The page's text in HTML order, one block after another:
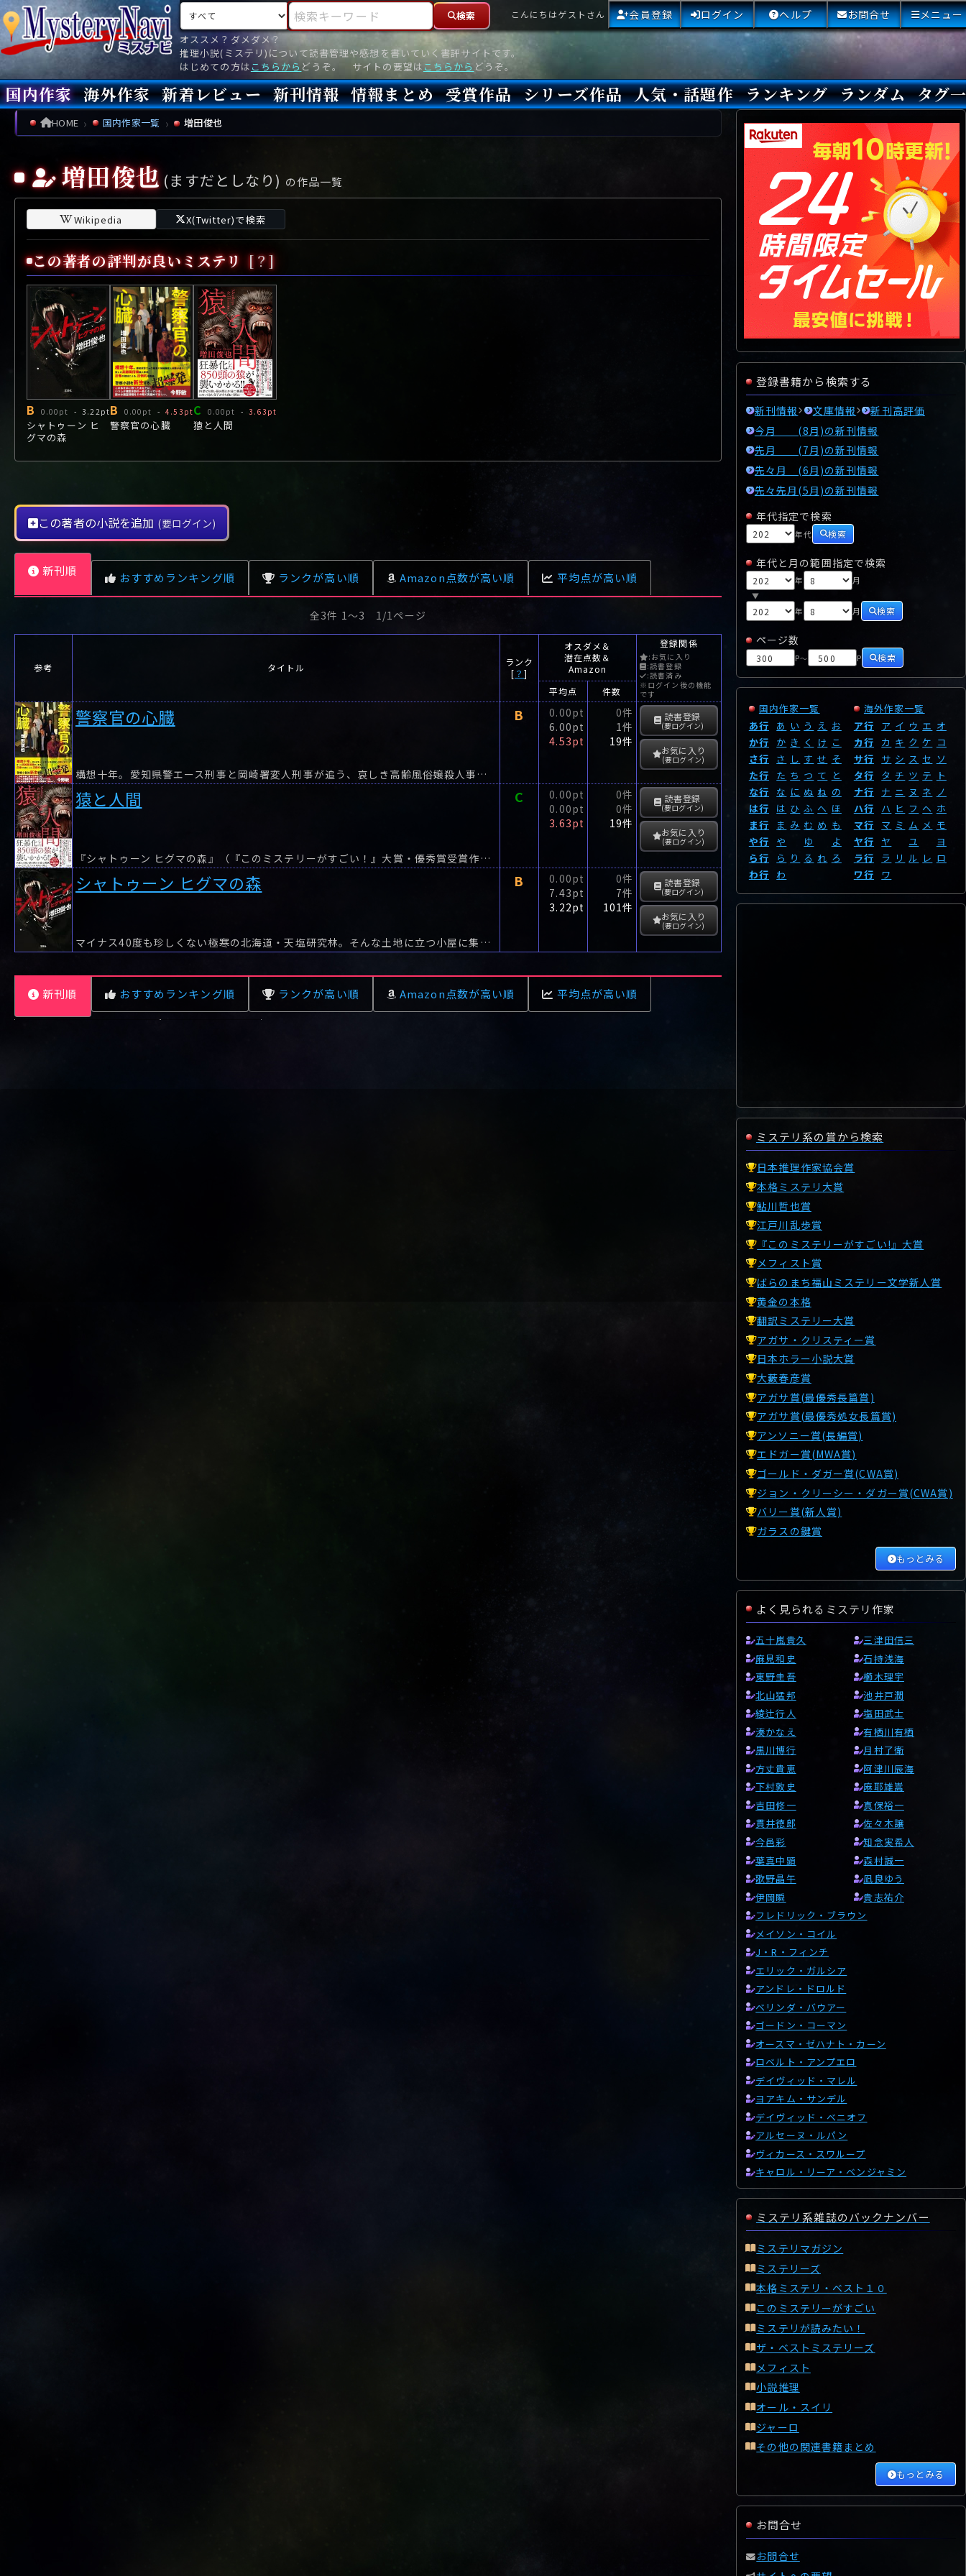
オススメ？ダメダメ？
推理小説(ミステリ)について読書管理や感想を書いていく書評サイトです。
はじめての方は こちらから どうぞ。 サイトの要望は こちらから どうぞ。
検索対象 検索キーワード
検索 こんにちはゲストさん 会員登録 ログイン ヘルプ お問合せ メニュー
国内作家
あ行 あ い う え
お
さ行
さ し す せ
そ
た行
た ち つ て
と
な行
な に ぬ ね
の
は行
は ひ ふ へ
ほ
ま行
ま む め
も
や行
や ゆ
よ
ら行
ら り る れ
ろ
海外作家
ア行 ア イ ウ
サ行
サ シ ス セ
ソ
タ行
タ チ ツ テ
ト
ナ行
ナ ニ ヌ ネ
ノ
ハ行
ハ ヒ フ ヘ
ホ
マ行
マ ミ ム メ
モ
ヤ行
ヤ ユ
ヨ
ラ行
ラ リ ル レ
ロ
ワ行
ワ
新着レビュー 新刊情報 情報まとめ 受賞作品 シリーズ作品 人気・話題作
最近閲覧された小説
ランキング
国内総合ランキング
海外総合ランキング
Amazon国内作品高評価
Amazon海外作品高評価
国内作品高評価
海外作品高評価
閲覧回数
オススメ投票回数
読書した人が多い小説
サイトランク
ランダム タグ
初心者におすすめ
クローズド・サー
本格ミステリ
青春ミステリ
学園ミステリ
日常の謎
SFミステリ
倒叙ミステリ
警察小説
映画化
ドラマ化
その他をもっとみ
HOME 国内作家一覧 増田俊也
増田俊也(ますだとしなり) の作品一覧
Wikipedia X(Twitter)で検索
この著者の評判が良いミステリ [？]
B 0.00pt - 3.22pt
シャトゥーン ヒ
グマの森
B 0.00pt - 4.53pt
警察官の心臓
C 0.00pt - 3.63pt
猿と人間
この著者の小説を追加 (要ログイン)
新刊順 おすすめランキング順 ランクが高い順 Amazon点数が高い順 平均点が高い順
全3件 1〜3 1/1ページ
参考 タイトル
ランク
[ ？]
オスダメ＆
潜在点数＆
Amazon
登録関係
:お気に入り
:読書登録
:読書済み
※ログイン後の機能
です
平均点 件数
警察官の心臓
構想十年。愛知県警エース刑事と岡崎署変人刑事が追う、哀しき高齢風俗嬢殺人事件。
B
0.00pt
6.00pt
4.53pt
0件
1件
19件
読書登録
(要ログイン)
お気に入り
(要ログイン)
猿と人間
『シャトゥーン ヒグマの森』（『このミステリーがすごい！』大賞・優秀賞受賞作）、『木村政彦はなぜ力道山を殺さなかったのか』（大宅壮一ノンフィクション賞＆新潮ドキュメント賞受賞作）...
C
0.00pt
0.00pt
3.63pt
0件
0件
19件
読書登録
(要ログイン)
お気に入り
(要ログイン)
シャトゥーン ヒグマの森
マイナス40度も珍しくない極寒の北海道・天塩研究林。そんな土地に立つ小屋に集まった、学者や仲間たち。
B
0.00pt
7.43pt
3.22pt
0件
7件
101件
読書登録
(要ログイン)
お気に入り
(要ログイン)
新刊順 おすすめランキング順 ランクが高い順 Amazon点数が高い順 平均点が高い順
登録書籍から検索する
新刊情報 文庫情報
新刊高評価
今月 (8月)の新刊情報
先月 (7月)の新刊情報
先々月 (6月)の新刊情報
先々先月(5月)の新刊情報
年代指定で検索
年代 検索
年代と月の範囲指定で検索
年 月
▼
年 月 検索
ページ数
P～ P 検索
国内作家一覧
あ行
あ い う え お
か行
か き く け こ
さ行
さ し す せ そ
た行
た ち つ て と
な行
な に ぬ ね の
は行
は ひ ふ へ ほ
ま行
ま み む め も
や行
や ゆ
よ
ら行
ら り る れ ろ
わ行 わ
海外作家一覧
ア行
ア イ ウ エ オ
カ行
カ キ ク ケ コ
サ行
サ シ ス セ ソ
タ行
タ チ ツ テ
ト
ナ行
ナ ニ ヌ ネ ノ
ハ行
ハ ヒ フ ヘ ホ
マ行
マ ミ ム メ モ
ヤ行
ヤ ユ
ヨ
ラ行
ラ リ ル レ ロ
ワ行
ワ
ミステリ系の賞から検索
日本推理作家協会賞
本格ミステリ大賞
鮎川哲也賞
江戸川乱歩賞
『このミステリーがすごい!』大賞
メフィスト賞
ばらのまち福山ミステリー文学新人賞
黄金の本格
翻訳ミステリー大賞
アガサ・クリスティー賞
日本ホラー小説大賞
大藪春彦賞
アガサ賞(最優秀長篇賞)
アガサ賞(最優秀処女長篇賞)
アンソニー賞(長編賞)
エドガー賞(MWA賞)
ゴールド・ダガー賞(CWA賞)
ジョン・クリーシー・ダガー賞(CWA賞)
バリー賞(新人賞)
ガラスの鍵賞
もっとみる
よく見られるミステリ作家
五十嵐貴久
三津田信三
麻見和史
石持浅海
東野圭吾
櫛木理宇
北山猛邦
池井戸潤
綾辻行人
塩田武士
湊かなえ
有栖川有栖
黒川博行
月村了衛
方丈貴恵
阿津川辰海
下村敦史
麻耶雄嵩
吉田修一
真保裕一
貫井徳郎
佐々木譲
今邑彩
知念実希人
葉真中顕
森村誠一
歌野晶午
凪良ゆう
伊岡瞬
貴志祐介
フレドリック・ブラウン
メイソン・コイル
J・R・フィンチ
エリック・ガルシア
アンドレ・ドロルド
ベリンダ・バウアー
ゴードン・コーマン
オースマ・ゼハナト・カーン
ロベルト・アンプエロ
デイヴィッド・マレル
ヨアキム・サンデル
デイヴィッド・ベニオフ
アルセーヌ・ルパン
ヴィカース・スワループ
キャロル・リーア・ベンジャミン
ミステリ系雑誌のバックナンバー
ミステリマガジン
ミステリーズ
本格ミステリ・ベスト１０
このミステリーがすごい
ミステリが読みたい！
ザ・ベストミステリーズ
メフィスト
小説推理
オール・スイリ
ジャーロ
その他の関連書籍まとめ
もっとみる
お問合せ
お問合せ